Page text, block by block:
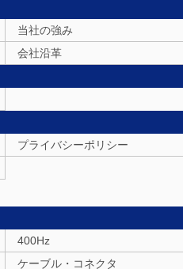
当社の強み
会社沿革
プライバシーポリシー
400Hz
ケーブル・コネクタ